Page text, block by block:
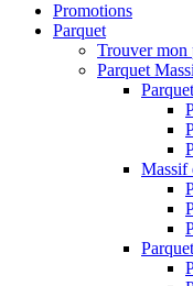
Promotions
Parquet
Trouver mon
Parquet
Massif